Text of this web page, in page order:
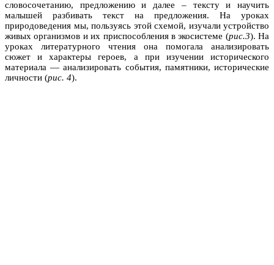
словосочетанию, предложению и далее – тексту и научить
малышей разбивать текст на предложения. На уроках
природоведения мы, пользуясь этой схемой, изучали устройство
живых организмов и их приспособления в экосистеме (рис.3). На
уроках литературного чтения она помогала анализировать
сюжет и характеры героев, а при изучении исторического
материала — анализировать события, памятники, исторические
личности (рис. 4).